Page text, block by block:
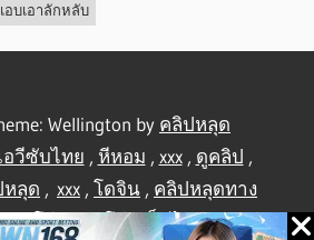
อบเอาลักหลับ
Wellington by คลิปหลุด
อวีซับไทย , หีหอม , xxx, ดูคลิป ,
หลุด , xxx , โดจิน , คลิปหลุดทาง
ลิปโป๊,คลิปโป๊,เย็ดไทย,คลิป